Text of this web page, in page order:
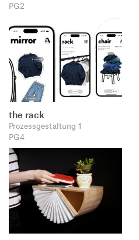
PG2
the rack
Prozessgestaltung 1
PG4